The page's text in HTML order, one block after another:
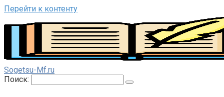
Перейти к контенту
Sogetsu-Mf.ru
Поиск: